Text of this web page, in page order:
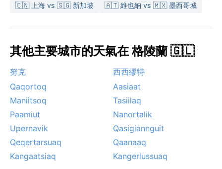
🇨🇳 上海 vs 🇸🇬 新加坡
🇦🇹 維也納 vs 🇲🇽 墨西哥城
其他主要城市的天氣在 格陵蘭 🇬🇱
努克
西西繆特
Qaqortoq
Aasiaat
Maniitsoq
Tasiilaq
Paamiut
Nanortalik
Upernavik
Qasigiannguit
Qeqertarsuaq
Qaanaaq
Kangaatsiaq
Kangerlussuaq